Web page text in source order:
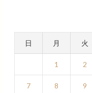
日 月 火
1 2
7 8 9